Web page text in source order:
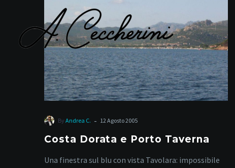
Taverna
By Andrea C. - 12 Agosto 2005
Costa Dorata e Porto Taverna
Una finestra sul blu con vista Tavolara: impossibile